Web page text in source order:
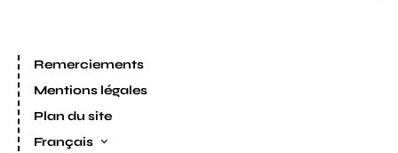
Remerciements
Mentions légales
Plan du site
Français